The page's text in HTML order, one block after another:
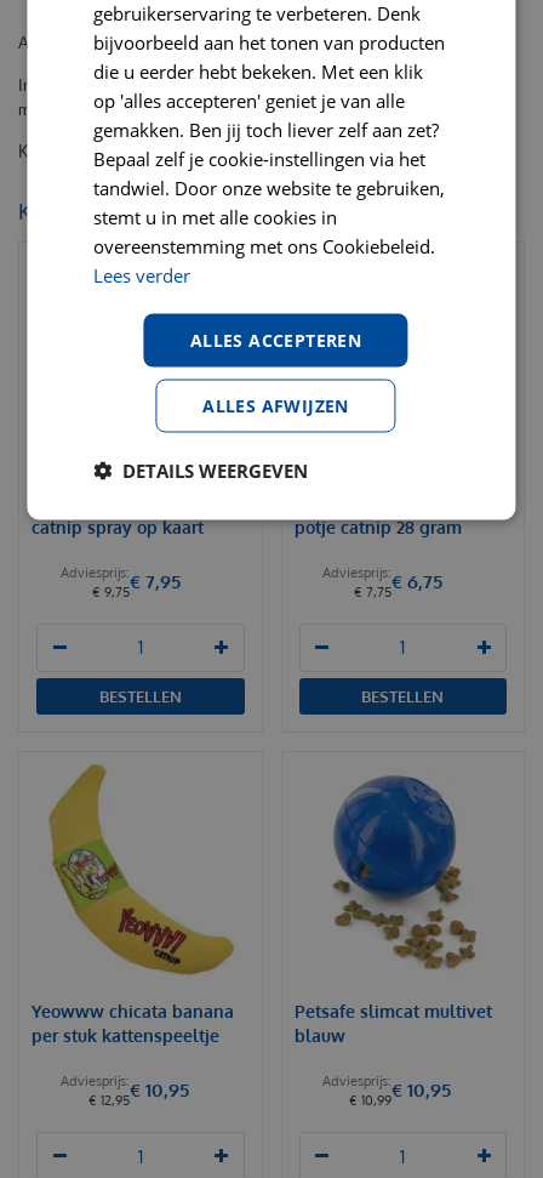
Afmeting: balletjes: ± 3,5 cm Ø, lengte muis: 5 cm (exclusief staartje)
Inhoud: 2 pompon- balletjes (lichtblauw en geel/bruin), 1 hard balletje
met bel, 1 pluche muisje wit/groen
Kattenspeelgoed set (knisper) ballen en muis
KIJK OOK EENS NAAR:
catnip spray op kaart
€ 9,75€ 7,95
BESTELLEN
potje catnip 28 gram
€ 7,75€ 6,75
BESTELLEN
Yeowww chicata banana
per stuk kattenspeeltje
€ 12,95€ 10,95
Petsafe slimcat multivet
blauw
€ 10,99€ 10,95
gebruikerservaring te verbeteren. Denk
bijvoorbeeld aan het tonen van producten
die u eerder hebt bekeken. Met een klik
op 'alles accepteren' geniet je van alle
gemakken. Ben jij toch liever zelf aan zet?
Bepaal zelf je cookie-instellingen via het
tandwiel. Door onze website te gebruiken,
stemt u in met alle cookies in
overeenstemming met ons Cookiebeleid.
Lees verder
ALLES ACCEPTEREN
ALLES AFWIJZEN
DETAILS WEERGEVEN